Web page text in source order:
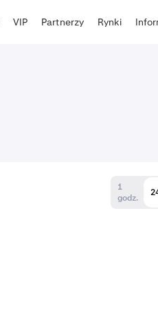
VIP Partnerzy Rynki
1
godz.